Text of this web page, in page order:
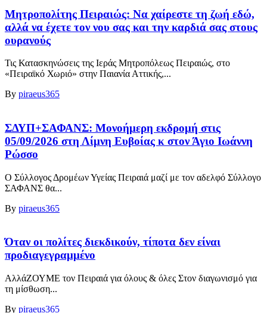
Μητροπολίτης Πειραιώς: Να χαίρεστε τη ζωή εδώ,
αλλά να έχετε τον νου σας και την καρδιά σας στους
ουρανούς
Τις Κατασκηνώσεις της Ιεράς Μητροπόλεως Πειραιώς, στο
«Πειραϊκό Χωριό» στην Παιανία Αττικής,...
By piraeus365
ΣΔΥΠ+ΣΑΦΑΝΣ: Μονοήμερη εκδρομή στις
05/09/2026 στη Λίμνη Ευβοίας κ στον Άγιο Ιωάννη
Ρώσσο
Ο Σύλλογος Δρομέων Υγείας Πειραιά μαζί με τον αδελφό Σύλλογο
ΣΑΦΑΝΣ θα...
By piraeus365
Όταν οι πολίτες διεκδικούν, τίποτα δεν είναι
προδιαγεγραμμένο
ΑλλάΖΟΥΜΕ τον Πειραιά για όλους & όλες Στον διαγωνισμό για
τη μίσθωση...
By piraeus365